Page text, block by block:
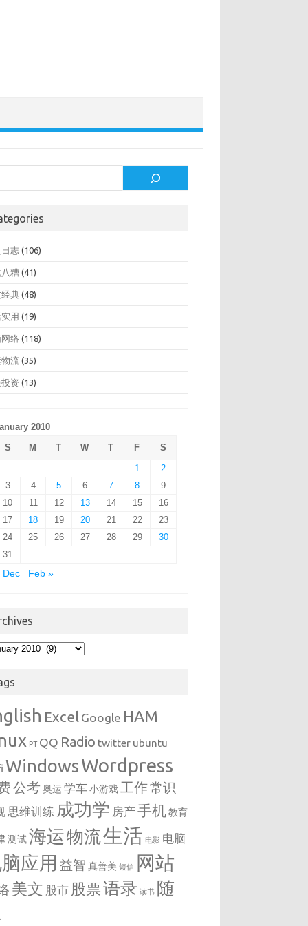
志 (106)
糟 (41)
典 (48)
用 (19)
络 (118)
流 (35)
资 (13)
2010
S
M T W T F
S
1
2
3
4 5 6 7 8
9
10
11 12 13 14 15
16
17
18 19 20 21 22
23
24
25 26 27 28 29
30
31
Dec
Feb »
Excel Google HAM
PT QQ Radio twitter ubuntu
WindowsWordpress
公考 奥运 学车 小游戏 工作常识
思维训练 成功学 房产手机 教育
测试 海运物流生活 电影 电脑
应用 益智 真善美 短信 网站
美文 股市 股票语录 读书 随